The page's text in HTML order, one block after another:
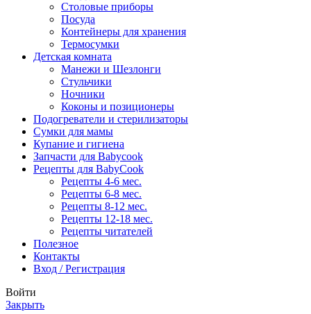
Столовые приборы
Посуда
Контейнеры для хранения
Термосумки
Детская комната
Манежи и Шезлонги
Стульчики
Ночники
Коконы и позиционеры
Подогреватели и стерилизаторы
Сумки для мамы
Купание и гигиена
Запчасти для Babycook
Рецепты для BabyCook
Рецепты 4-6 мес.
Рецепты 6-8 мес.
Рецепты 8-12 мес.
Рецепты 12-18 мес.
Рецепты читателей
Полезное
Контакты
Вход / Регистрация
Войти
Закрыть